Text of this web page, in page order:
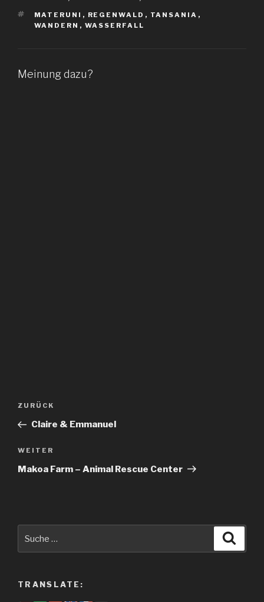
SCHLAGWÖRTER
MATERUNI , REGENWALD , TANSANIA ,
WANDERN , WASSERFALL
Meinung dazu?
Beitragsnavigation
Vorheriger
Beitrag
ZURÜCK
Claire & Emmanuel
Nächster
Beitrag
WEITER
Makoa Farm – Animal Rescue Center
nach:
TRANSLATE: